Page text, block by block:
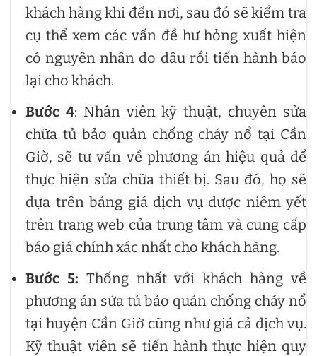
khách hàng khi đến nơi, sau đó sẽ kiểm tra
cụ thể xem các vấn đề hư hỏng xuất hiện
có nguyên nhân do đâu rồi tiến hành báo
lại cho khách.
Bước 4: Nhân viên kỹ thuật, chuyên sửa
chữa tủ bảo quản chống cháy nổ tại Cần
Giờ, sẽ tư vấn về phương án hiệu quả để
thực hiện sửa chữa thiết bị. Sau đó, họ sẽ
dựa trên bảng giá dịch vụ được niêm yết
trên trang web của trung tâm và cung cấp
báo giá chính xác nhất cho khách hàng.
Bước 5: Thống nhất với khách hàng về
phương án sửa tủ bảo quản chống cháy nổ
tại huyện Cần Giờ cũng như giá cả dịch vụ.
Kỹ thuật viên sẽ tiến hành thực hiện quy